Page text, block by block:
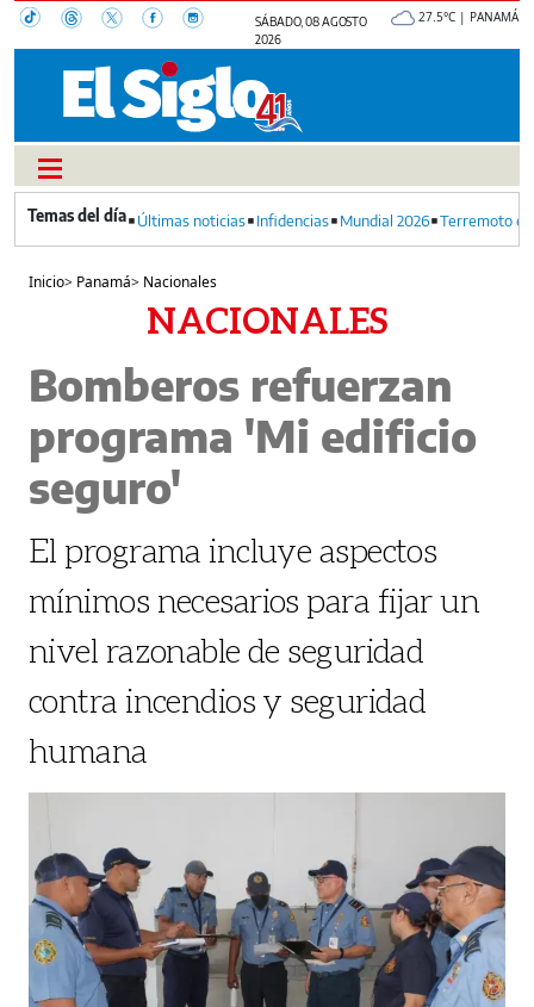
SÁBADO, 08 AGOSTO
2026
27.5°C | PANAMÁ
Últimas noticias Infidencias Mundial 2026 Terremoto
Inicio> Panamá> Nacionales
NACIONALES
Bomberos refuerzan
programa 'Mi edificio
seguro'
El programa incluye aspectos
mínimos necesarios para fijar un
nivel razonable de seguridad
contra incendios y seguridad
humana